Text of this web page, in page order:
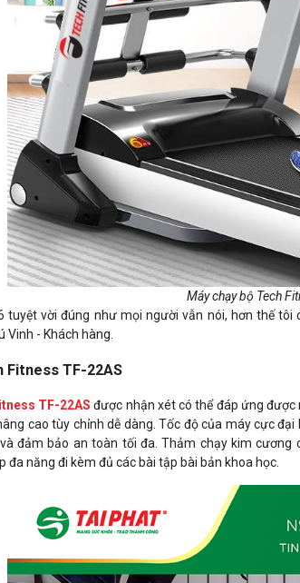
Máy chạy bộ Tech
tuyệt vời đúng như mọi người vẫn nói, hơn thế
Vinh - Khách hàng.
Fitness TF-22AS
TF-22AS được nhận xét có thể đáp ứng
cao tùy chỉnh dễ dàng. Tốc độ của máy cực
đảm bảo an toàn tối đa. Thảm chạy kim
đa năng đi kèm đủ các bài tập bài bản khoa học.